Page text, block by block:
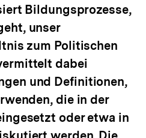
Bildungsprozesse,
unser
zum Politischen
dabei
und Definitionen,
die in der
oder etwa in